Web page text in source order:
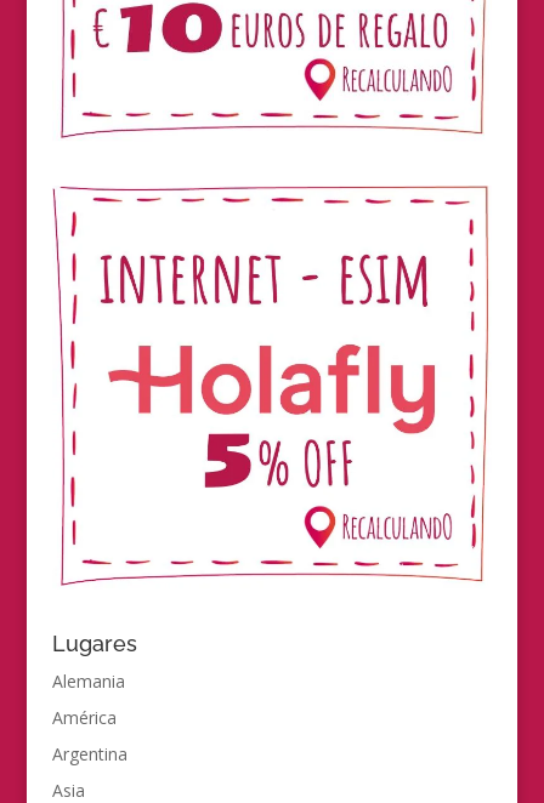
Lugares
Alemania
América
Argentina
Asia